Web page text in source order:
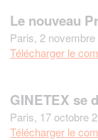
Le nouveau
Paris, 2 novembre
Télécharger le
GINETEX se
Paris, 17 octobre
Télécharger le